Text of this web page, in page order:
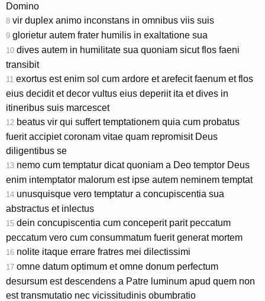
Domino
8 vir duplex animo inconstans in omnibus viis suis
9 glorietur autem frater humilis in exaltatione sua
10 dives autem in humilitate sua quoniam sicut flos faeni
transibit
11 exortus est enim sol cum ardore et arefecit faenum et flos
eius decidit et decor vultus eius deperiit ita et dives in
itineribus suis marcescet
12 beatus vir qui suffert temptationem quia cum probatus
fuerit accipiet coronam vitae quam repromisit Deus
diligentibus se
13 nemo cum temptatur dicat quoniam a Deo temptor Deus
enim intemptator malorum est ipse autem neminem temptat
14 unusquisque vero temptatur a concupiscentia sua
abstractus et inlectus
15 dein concupiscentia cum conceperit parit peccatum
peccatum vero cum consummatum fuerit generat mortem
16 nolite itaque errare fratres mei dilectissimi
17 omne datum optimum et omne donum perfectum
desursum est descendens a Patre luminum apud quem non
est transmutatio nec vicissitudinis obumbratio